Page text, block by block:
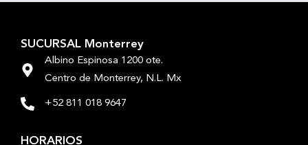
SUCURSAL Monterrey
Albino Espinosa 1200 ote.
Centro de Monterrey, N.L. Mx
+52 811 018 9647
HORARIOS